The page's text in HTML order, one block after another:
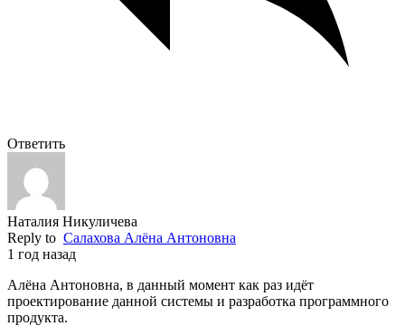
Ответить
Наталия Никуличева
Reply to Салахова Алёна Антоновна
1 год назад
Алёна Антоновна, в данный момент как раз идёт
проектирование данной системы и разработка программного
продукта.